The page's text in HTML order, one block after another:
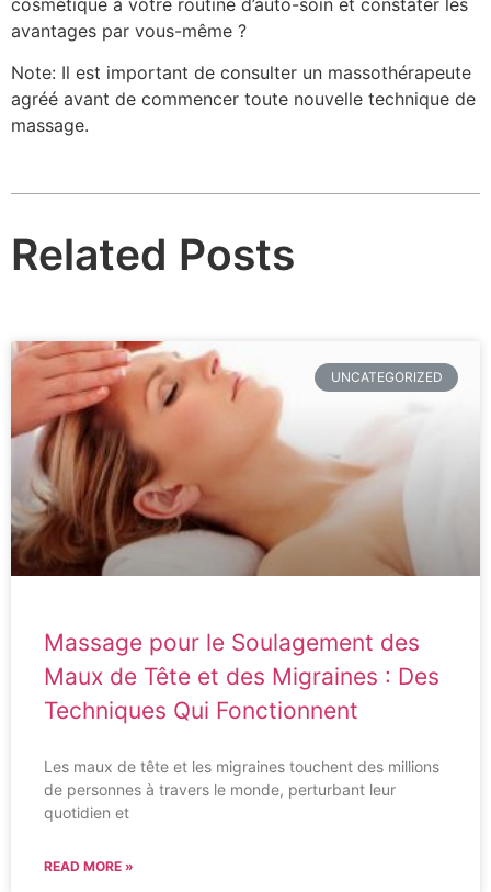
cosmétique à votre routine d’auto-soin et constater les
avantages par vous-même ?
Note: Il est important de consulter un massothérapeute
agréé avant de commencer toute nouvelle technique de
massage.
Related Posts
UNCATEGORIZED
Massage pour le Soulagement des
Maux de Tête et des Migraines : Des
Techniques Qui Fonctionnent
Les maux de tête et les migraines touchent des millions
de personnes à travers le monde, perturbant leur
quotidien et
READ MORE »